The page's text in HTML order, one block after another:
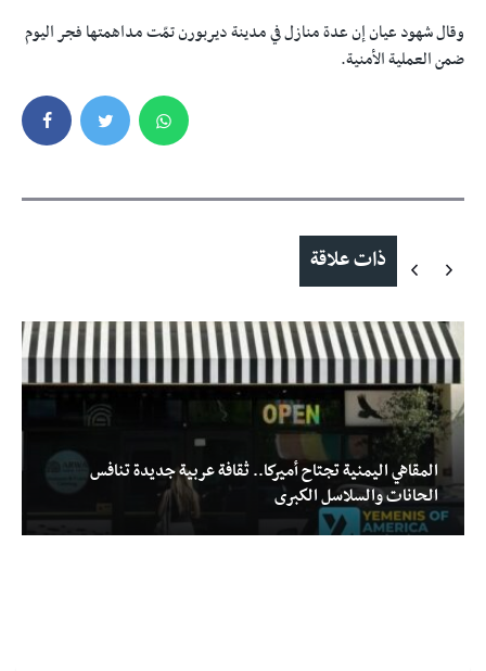
وقال شهود عيان إن عدة منازل في مدينة ديربورن تمّت مداهمتها فجر اليوم
ضمن العملية الأمنية.
ذات علاقة
المقاهي اليمنية تجتاح أميركا.. ثقافة عربية جديدة تنافس
الحانات والسلاسل الكبرى